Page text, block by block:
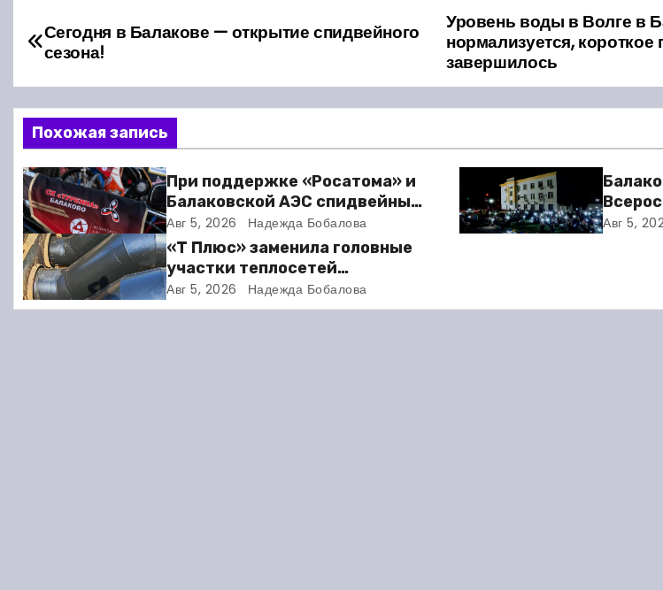
Н
в
и
г
а
ц
и
Уровень воды в Волге в
нормализуется,
завершилось
Сегодня в Балакове — открытие спидвейного
сезона!
Похожая запись
При поддержке «Росатома» и
Балаковской АЭС спидвейный
клуб «Турбина» обновил
материально-техническую
базу
Авг 5, 2026 Надежда Бобалова
кино»
Авг 5,
«Т Плюс» заменила головные
участки теплосетей
Балаковской ТЭЦ-4 для
надёжного отопления жителей
Авг 5, 2026 Надежда Бобалова